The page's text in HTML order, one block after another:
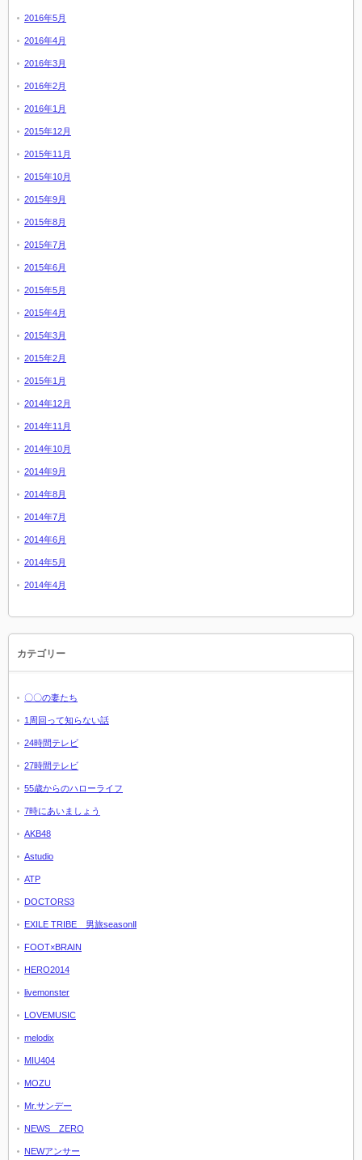
2016年5月
2016年4月
2016年3月
2016年2月
2016年1月
2015年12月
2015年11月
2015年10月
2015年9月
2015年8月
2015年7月
2015年6月
2015年5月
2015年4月
2015年3月
2015年2月
2015年1月
2014年12月
2014年11月
2014年10月
2014年9月
2014年8月
2014年7月
2014年6月
2014年5月
2014年4月
カテゴリー
〇〇の妻たち
1周回って知らない話
24時間テレビ
27時間テレビ
55歳からのハローライフ
7時にあいましょう
AKB48
Astudio
ATP
DOCTORS3
EXILE TRIBE 男旅seasonⅡ
FOOT×BRAIN
HERO2014
livemonster
LOVEMUSIC
melodix
MIU404
MOZU
Mr.サンデー
NEWS ZERO
NEWアンサー